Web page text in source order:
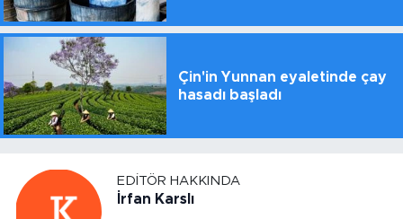
Çin'in Yunnan eyaletinde çay
hasadı başladı
EDITÖR HAKKINDA
İrfan Karslı